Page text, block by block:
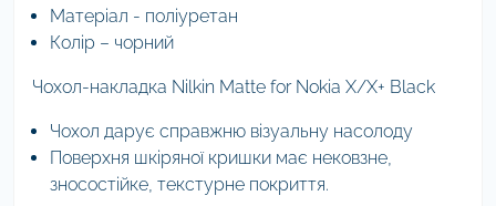
Матеріал - поліуретан
Колір – чорний
Чохол-накладка Nilkin Matte for Nokia X/X+ Black
Чохол дарує справжню візуальну насолоду
Поверхня шкіряної кришки має нековзне,
зносостійке, текстурне покриття.